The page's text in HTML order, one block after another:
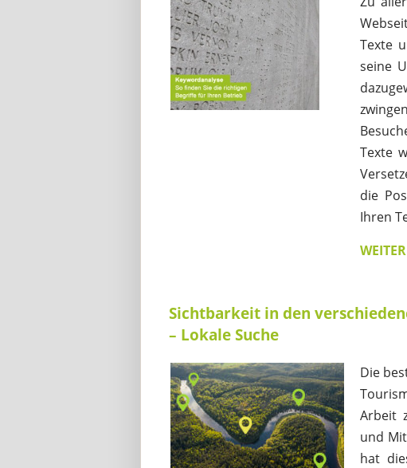
Texte
seine
Texte
die
Ihren
Sichtbarkeit in den
– Lokale Suche
Die
Arbeit
und
hat